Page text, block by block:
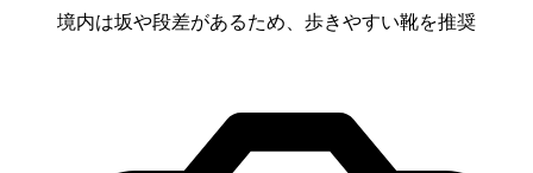
境内は坂や段差があるため、歩きやすい靴を推奨